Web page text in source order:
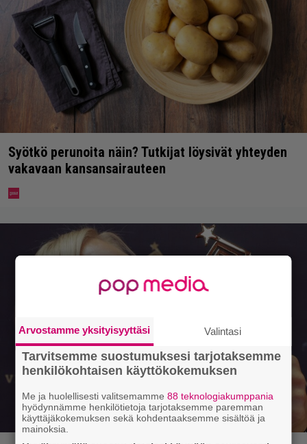
Syötkö perunoita näin? Tutkijat löysivät yhteyden
vakavaan kansansairauteen
Arvostamme yksityisyyttäsi Valintasi
Tarvitsemme suostumuksesi tarjotaksemme
henkilökohtaisen käyttökokemuksen
Me ja huolellisesti valitsemamme88 teknologiakumppania
hyödynnämme henkilötietoja tarjotaksemme paremman
käyttäjäkokemuksen sekä kohdentaaksemme sisältöä ja
mainoksia.